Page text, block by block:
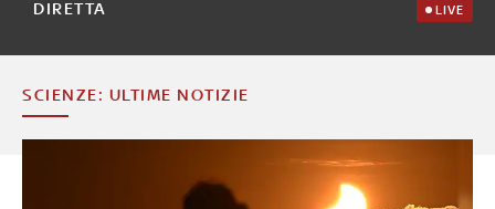
DIRETTA LIVE
SCIENZE: ULTIME NOTIZIE